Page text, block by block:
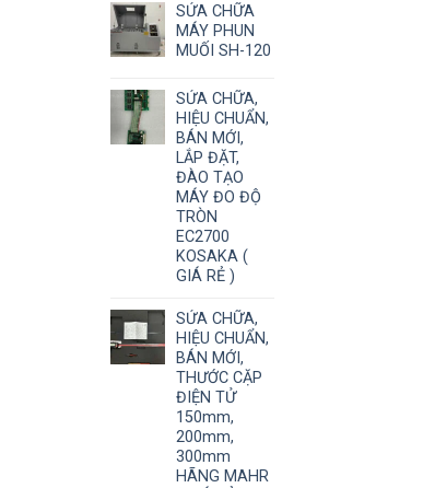
SỬA CHỮA
MÁY PHUN
MUỐI SH-120
SỬA CHỮA,
HIỆU CHUẨN,
BÁN MỚI,
LẮP ĐẶT,
ĐÀO TẠO
MÁY ĐO ĐỘ
TRÒN
EC2700
KOSAKA (
GIÁ RẺ )
SỬA CHỮA,
HIỆU CHUẨN,
BÁN MỚI,
THƯỚC CẶP
ĐIỆN TỬ
150mm,
200mm,
300mm
HÃNG MAHR